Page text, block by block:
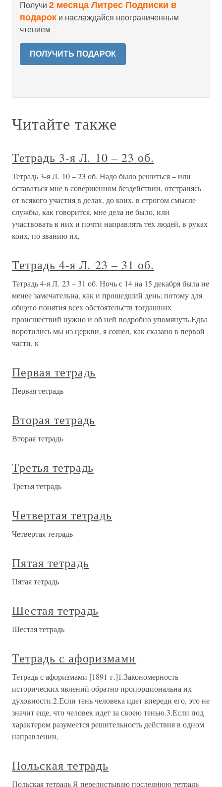
Получи 2 месяца Литрес Подписки в
подарок и наслаждайся неограниченным
чтением
ПОЛУЧИТЬ ПОДАРОК
Читайте также
Тетрадь 3-я Л. 10 – 23 об.
Тетрадь 3-я Л. 10 – 23 об. Надо было решиться – или
оставаться мне в совершенном бездействии, отстранясь
от всякого участия в делах, до коих, в строгом смысле
службы, как говорится, мне дела не было, или
участвовать в них и почти направлять тех людей, в руках
коих, по званию их,
Тетрадь 4-я Л. 23 – 31 об.
Тетрадь 4-я Л. 23 – 31 об. Ночь с 14 на 15 декабря была не
менее замечательна, как и прошедший день; потому для
общего понятия всех обстоятельств тогдашних
происшествий нужно и об ней подробно упомянуть.Едва
воротились мы из церкви, я сошел, как сказано в первой
части, к
Первая тетрадь
Первая тетрадь
Вторая тетрадь
Вторая тетрадь
Третья тетрадь
Третья тетрадь
Четвертая тетрадь
Четвертая тетрадь
Пятая тетрадь
Пятая тетрадь
Шестая тетрадь
Шестая тетрадь
Тетрадь с афоризмами
Тетрадь с афоризмами [1891 г.]1.Закономерность
исторических явлений обратно пропорциональна их
духовности.2.Если тень человека идет впереди его, это не
значит еще, что человек идет за своею тенью.3.Если под
характером разумеется решительность действия в одном
направлении,
Польская тетрадь
Польская тетрадь Я перелистываю последнюю тетрадь